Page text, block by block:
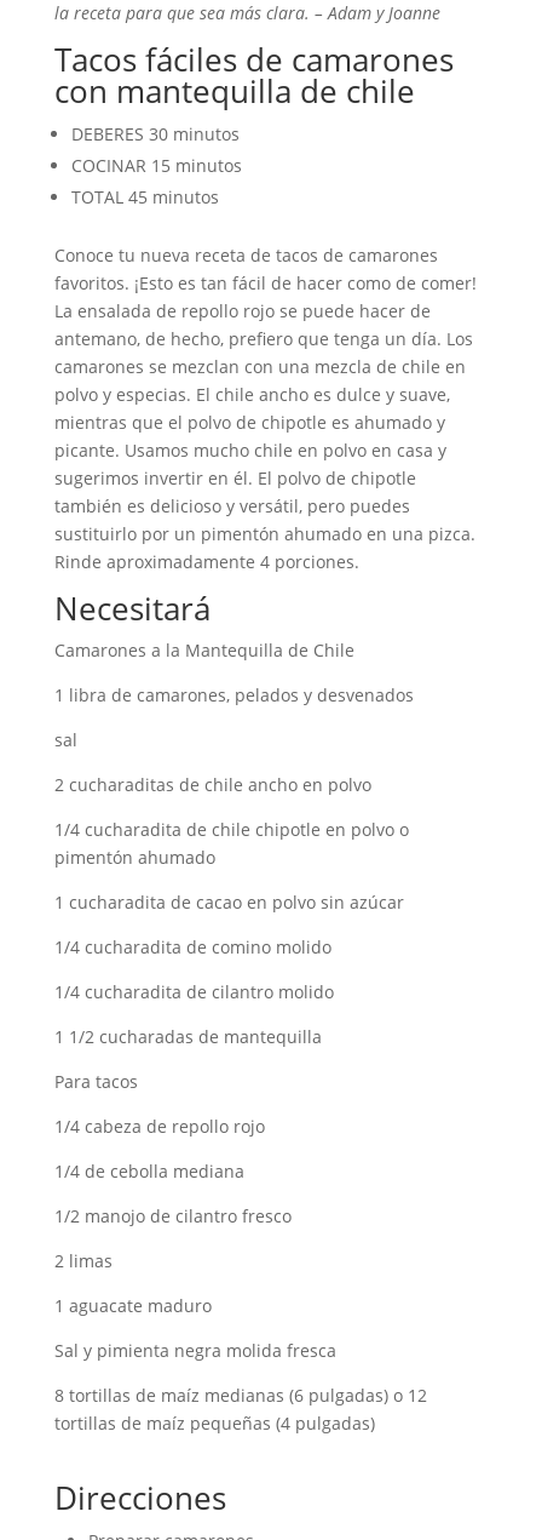
la receta para que sea más clara. – Adam y Joanne
Tacos fáciles de camarones
con mantequilla de chile
DEBERES 30 minutos
COCINAR 15 minutos
TOTAL 45 minutos
Conoce tu nueva receta de tacos de camarones
favoritos. ¡Esto es tan fácil de hacer como de comer!
La ensalada de repollo rojo se puede hacer de
antemano, de hecho, prefiero que tenga un día. Los
camarones se mezclan con una mezcla de chile en
polvo y especias. El chile ancho es dulce y suave,
mientras que el polvo de chipotle es ahumado y
picante. Usamos mucho chile en polvo en casa y
sugerimos invertir en él. El polvo de chipotle
también es delicioso y versátil, pero puedes
sustituirlo por un pimentón ahumado en una pizca.
Rinde aproximadamente 4 porciones.
Necesitará
Camarones a la Mantequilla de Chile
1 libra de camarones, pelados y desvenados
sal
2 cucharaditas de chile ancho en polvo
1/4 cucharadita de chile chipotle en polvo o
pimentón ahumado
1 cucharadita de cacao en polvo sin azúcar
1/4 cucharadita de comino molido
1/4 cucharadita de cilantro molido
1 1/2 cucharadas de mantequilla
Para tacos
1/4 cabeza de repollo rojo
1/4 de cebolla mediana
1/2 manojo de cilantro fresco
2 limas
1 aguacate maduro
Sal y pimienta negra molida fresca
8 tortillas de maíz medianas (6 pulgadas) o 12
tortillas de maíz pequeñas (4 pulgadas)
Direcciones